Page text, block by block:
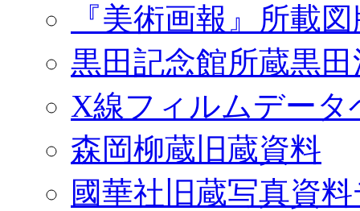
『美術画報』所載
黒田記念館所蔵黒
X線フィルムデータ
森岡柳蔵旧蔵資料
國華社旧蔵写真資